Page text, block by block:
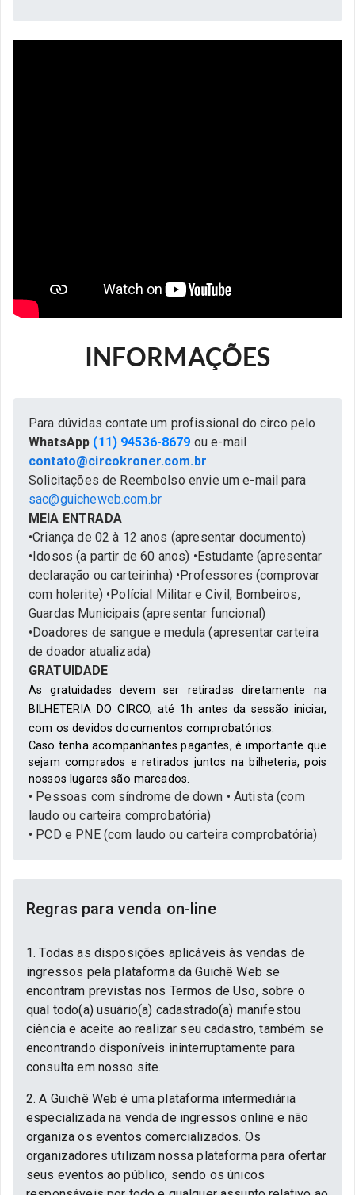
INFORMAÇÕES
Para dúvidas contate um profissional do circo pelo
WhatsApp (11) 94536-8679 ou e-mail
contato@circokroner.com.br
Solicitações de Reembolso envie um e-mail para
sac@guicheweb.com.br
MEIA ENTRADA
•Criança de 02 à 12 anos (apresentar documento)
•Idosos (a partir de 60 anos) •Estudante (apresentar
declaração ou carteirinha) •Professores (comprovar
com holerite) •Polícial Militar e Civil, Bombeiros,
Guardas Municipais (apresentar funcional)
•Doadores de sangue e medula (apresentar carteira
de doador atualizada)
GRATUIDADE
As gratuidades devem ser retiradas diretamente na
BILHETERIA DO CIRCO, até 1h antes da sessão iniciar,
com os devidos documentos comprobatórios.
Caso tenha acompanhantes pagantes, é importante que
sejam comprados e retirados juntos na bilheteria, pois
nossos lugares são marcados.
• Pessoas com síndrome de down • Autista (com
laudo ou carteira comprobatória)
• PCD e PNE (com laudo ou carteira comprobatória)
Regras para venda on-line
1. Todas as disposições aplicáveis às vendas de
ingressos pela plataforma da Guichê Web se
encontram previstas nos Termos de Uso, sobre o
qual todo(a) usuário(a) cadastrado(a) manifestou
ciência e aceite ao realizar seu cadastro, também se
encontrando disponíveis ininterruptamente para
consulta em nosso site.
2. A Guichê Web é uma plataforma intermediária
especializada na venda de ingressos online e não
organiza os eventos comercializados. Os
organizadores utilizam nossa plataforma para ofertar
seus eventos ao público, sendo os únicos